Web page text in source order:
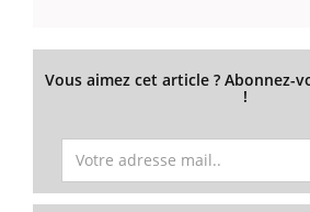
Vous aimez cet article ? Abonnez-
!